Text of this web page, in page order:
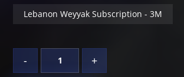
Lebanon Weyyak Subscription - 3M
- +